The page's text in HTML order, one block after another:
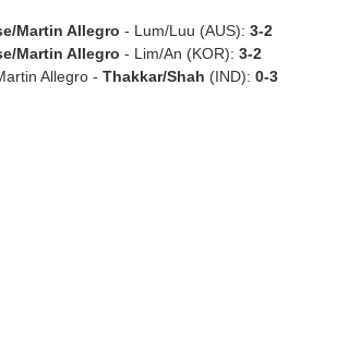
Martin Allegro - Lum/Luu (AUS): 3-2
Martin Allegro - Lim/An (KOR): 3-2
Allegro - Thakkar/Shah (IND): 0-3